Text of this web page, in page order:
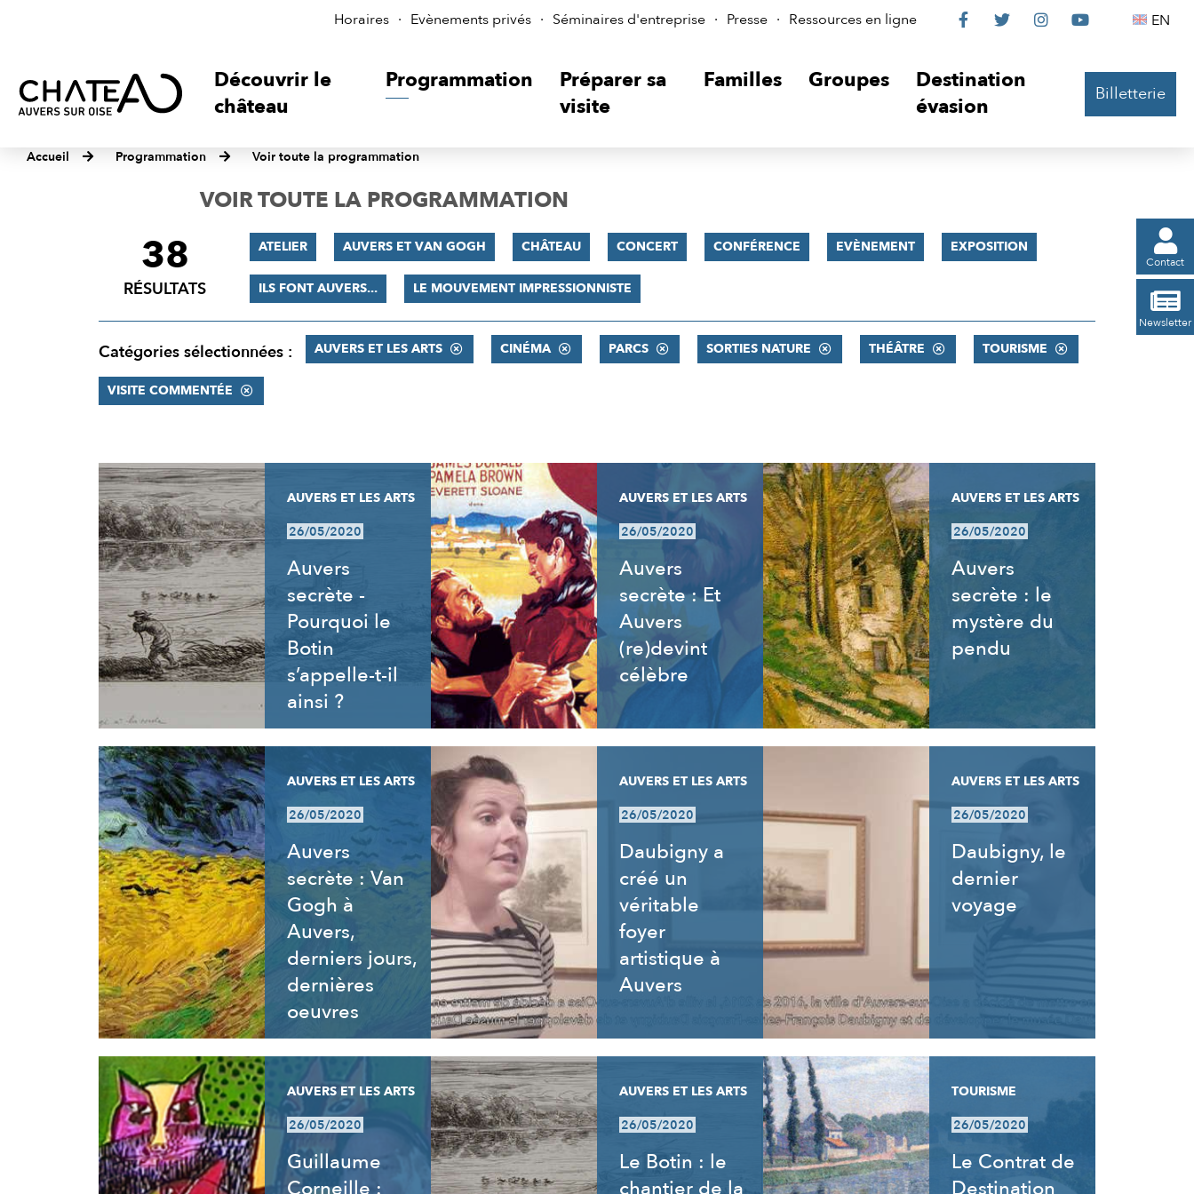
Horaires Evènements privés Séminaires d'entreprise Presse Ressources en ligne
Le
sur

Le

Le

Le
 EN
Découvrir le
château
Programmation
Préparer sa
visite
Familles Groupes
Destination
évasion
Billetterie
Accueil Programmation Voir toute la programmation

Contact

Newsletter
VOIR TOUTE LA PROGRAMMATION
FILTRER
RÉSULTATS
38
RÉSULTATS
ATELIER AUVERS ET VAN GOGH CHÂTEAU CONCERT CONFÉRENCE EVÈNEMENT EXPOSITION
ILS FONT AUVERS... LE MOUVEMENT IMPRESSIONNISTE
Catégories sélectionnées : AUVERS ET LES ARTS CINÉMA PARCS SORTIES NATURE THÉÂTRE TOURISME
VISITE COMMENTÉE
RÉSULTATS
AUVERS ET LES ARTS
26/05/2020
Auvers
secrète -
Pourquoi le
Botin
s’appelle-t-il
ainsi ?
AUVERS ET LES ARTS
26/05/2020
Auvers
secrète : Et
Auvers
(re)devint
célèbre
AUVERS ET LES ARTS
26/05/2020
Auvers
secrète : le
mystère du
pendu
AUVERS ET LES ARTS
26/05/2020
Auvers
secrète : Van
Gogh à
Auvers,
derniers jours,
dernières
oeuvres
AUVERS ET LES ARTS
26/05/2020
Daubigny a
créé un
véritable
foyer
artistique à
Auvers
AUVERS ET LES ARTS
26/05/2020
Daubigny, le
dernier
voyage
AUVERS ET LES ARTS
26/05/2020
Guillaume
Corneille :
AUVERS ET LES ARTS
26/05/2020
Le Botin : le
chantier de la
TOURISME
26/05/2020
Le Contrat de
Destination